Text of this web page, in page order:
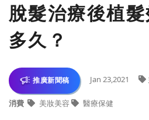
脫髮治療後植
多久？
推廣新聞稿 Jan 23,2021
消費 美妝美容 醫療保健